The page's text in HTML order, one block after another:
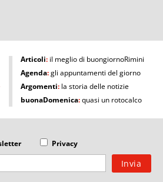
I Articoli: il meglio di buongiornoRimini
Agenda:gli appuntamenti del giorno
Argomenti: la storia delle notizie
buonaDomenica:quasi un rotocalco
Privacy